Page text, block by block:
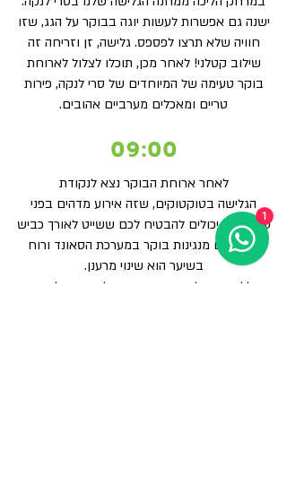
ישנה גם אפשרות לעשות יוגה בבוקר על הגג, שזו
חוויה שלא תרצו לפספס. גלישה, זן וזריחה זה
שילוב קטלני! לאחר מכן, תוכלו לצלול לארוחת
בוקר טעימה של המיוחדים של סרי לנקה, פירות
טריים ומאכלים מערביים אהובים.
09:00
לאחר ארוחת הבוקר נצא לנקודת
הגלישה בטוקטוקים, שזה אירוע מדהים בפני
עצמו. אנו יכולים להבטיח לכם ששייט לאורך כביש
החוף עם מנגינות בוקר במערכת הסאונד ורוח
בשיער הוא שינוי מרענן.
ללא קשר לרמת המיומנות שלכם, סרי לנקה
1